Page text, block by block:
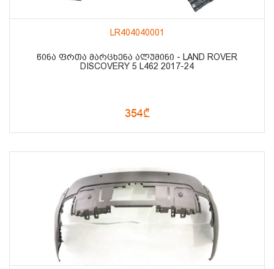
LR404040001
ᲬᲘᲜᲐ ᲤᲠᲗᲐ ᲛᲐᲠᲪᲮᲔᲜᲐ ᲐᲚᲣᲛᲘᲜᲘ - LAND ROVER
DISCOVERY 5 L462 2017-24
354₾